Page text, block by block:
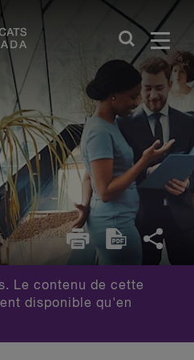
Le contenu de cette
disponible qu'en